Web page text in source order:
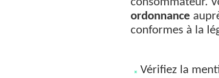
consommateur.
ordonnance
conformes à la
Vérifiez la